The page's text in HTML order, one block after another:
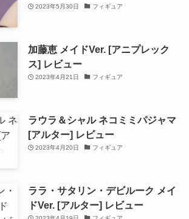
2023年5月30日 フィギュア
加藤恵 メイドVer. [アニプレック
ス] レビュー
2023年4月21日 フィギュア
ラウラ＆シャル ネコミミパジャマ
[アルター] レビュー
2023年4月20日 フィギュア
ララ・サタリン・デビルーク メイ
ドVer. [アルター] レビュー